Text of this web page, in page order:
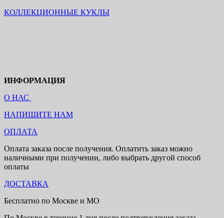
КОЛЛЕКЦИОННЫЕ КУКЛЫ
ИНФОРМАЦИЯ
О НАС
НАПИШИТЕ НАМ
ОПЛАТА
Оплата заказа после получения. Оплатить заказ можно
наличными при получении, либо выбрать другой способ
оплаты
ДОСТАВКА
Бесплатно по Москве и МО